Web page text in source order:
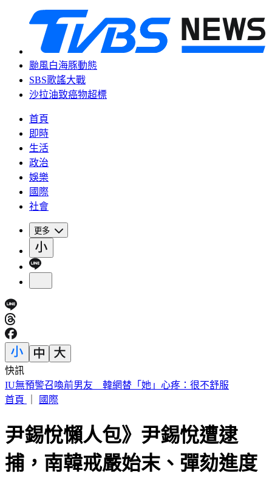
颱風白海豚動態
SBS歌謠大戰
沙拉油致癌物超標
首頁
即時
生活
政治
娛樂
國際
社會
更多
快訊
快訊／財神爺不在家 威力彩頭獎、二獎雙槓龜
首頁
國際
尹錫悅懶人包》尹錫悅遭逮
捕，南韓戒嚴始末、彈劾進度